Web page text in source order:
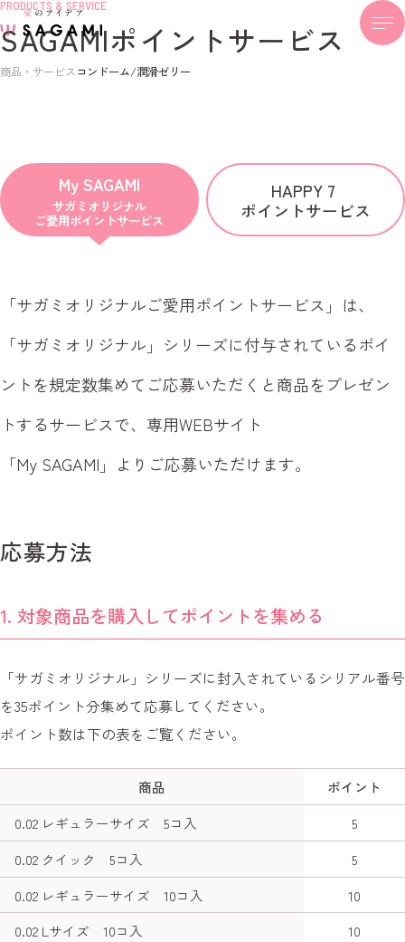
PRODUCTS & SERVICE
SAGAMIポイントサービス
商品・サービスコンドーム/潤滑ゼリー
My SAGAMI
サガミオリジナル
ご愛用ポイントサービス
HAPPY 7
ポイントサービス
「サガミオリジナルご愛用ポイントサービス」は、
「サガミオリジナル」シリーズに付与されているポイ
ントを規定数集めてご応募いただくと商品をプレゼン
トするサービスで、専用WEBサイト
「My SAGAMI」よりご応募いただけます。
応募方法
対象商品を購入してポイントを集める
「サガミオリジナル」シリーズに封入されているシリアル番号
を35ポイント分集めて応募してください。
ポイント数は下の表をご覧ください。
商品
ポイント
0.02 レギュラーサイズ 5コ入
5
0.02 クイック 5コ入
5
0.02 レギュラーサイズ 10コ入
10
0.02 Lサイズ 10コ入
10